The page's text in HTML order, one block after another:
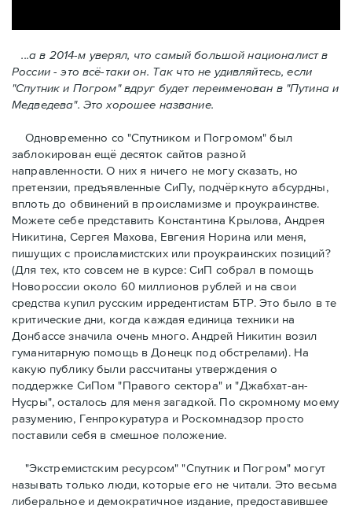
...а в 2014-м уверял, что самый большой националист в
России - это всё-таки он. Так что не удивляйтесь, если
"Спутник и Погром" вдруг будет переименован в "Путина и
Медведева". Это хорошее название.
Одновременно со "Спутником и Погромом" был
заблокирован ещё десяток сайтов разной
направленности. О них я ничего не могу сказать, но
претензии, предъявленные СиПу, подчёркнуто абсурдны,
вплоть до обвинений в происламизме и проукраинстве.
Можете себе представить Константина Крылова, Андрея
Никитина, Сергея Махова, Евгения Норина или меня,
пишущих с происламистских или проукраинских позиций?
(Для тех, кто совсем не в курсе: СиП собрал в помощь
Новороссии около 60 миллионов рублей и на свои
средства купил русским ирредентистам БТР. Это было в те
критические дни, когда каждая единица техники на
Донбассе значила очень много. Андрей Никитин возил
гуманитарную помощь в Донецк под обстрелами). На
какую публику были рассчитаны утверждения о
поддержке СиПом "Правого сектора" и "Джабхат-ан-
Нусры", осталось для меня загадкой. По скромному моему
разумению, Генпрокуратура и Роскомнадзор просто
поставили себя в смешное положение.
"Экстремистcким ресурсом" "Спутник и Погром" могут
называть только люди, которые его не читали. Это весьма
либеральное и демократичное издание, предоставившее